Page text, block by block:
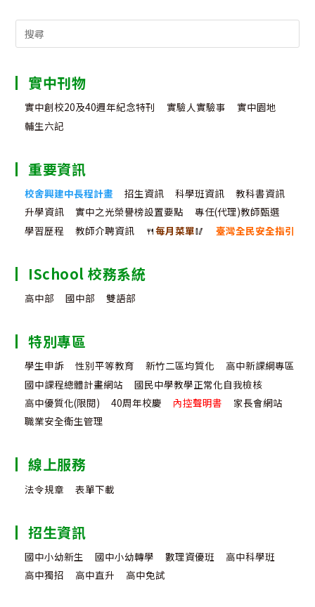
Search
for:
實中刊物
實中創校20及40週年紀念特刊 實驗人實驗事
實中園地
輔生六記
重要資訊
校舍興建中長程計畫 招生資訊 科學班資訊
教科書資訊
升學資訊
實中之光榮譽榜設置要點
專任(代理)教師甄選
學習歷程
教師介聘資訊 🍴每月菜單🥢 臺灣全民安全指引
ISchool 校務系統
高中部 國中部 雙語部
特別專區
學生申訴 性別平等教育 新竹二區均質化
高中新課綱專區
國中課程總體計畫網站
國民中學教學正常化自我檢核
高中優質化(限閱)
40周年校慶 內控聲明書
家長會網站
職業安全衛生管理
線上服務
法令規章 表單下載
招生資訊
國中小幼新生 國中小幼轉學 數理資優班
高中科學班
高中獨招
高中直升 高中免試